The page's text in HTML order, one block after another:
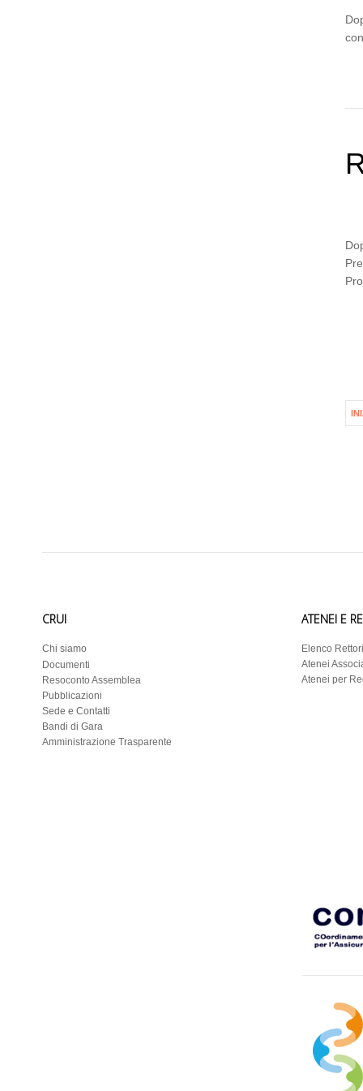
CRUI
Chi siamo
Documenti
Resoconto Assemblea
Pubblicazioni
Sede e Contatti
Bandi di Gara
Amministrazione Trasparente
ATENEI E
Elenco Rettori
Atenei
Atenei per